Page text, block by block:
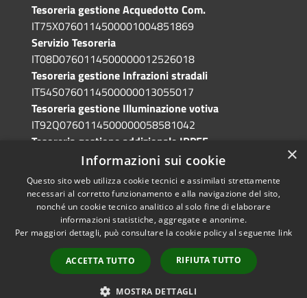
Tesoreria gestione Acquedotto Com.
IT75X0760114500001004851869
Servizio Tesoreria
IT08D0760114500000012526018
Tesoreria gestione Infrazioni stradali
IT54S0760114500000013055017
Tesoreria gestione Illuminazione votiva
IT92Q0760114500000058581042
Tesoreria gestione addizionale IRPEF
IT71A0760114500000086341765
Accessibilità
Copyright © 2026 • Comune di
Grotte di Castro • Powered by
Municipium•
Accesso
redazione
×
Informazioni sui cookie
Questo sito web utilizza cookie tecnici e assimilati strettamente
necessari al corretto funzionamento e alla navigazione del sito,
nonché un cookie tecnico analitico al solo fine di elaborare
informazioni statistiche, aggregate e anonime.
Per maggiori dettagli, può consultare la cookie policy al seguente link
ACCETTA TUTTO RIFIUTA TUTTO
MOSTRA DETTAGLI